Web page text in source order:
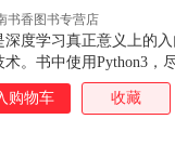
深度学习真正意义上的
术。书中使用Python3，
带领读者从零创建一个
度学习。书中不仅介绍
书香图书专营店
购物车 收藏